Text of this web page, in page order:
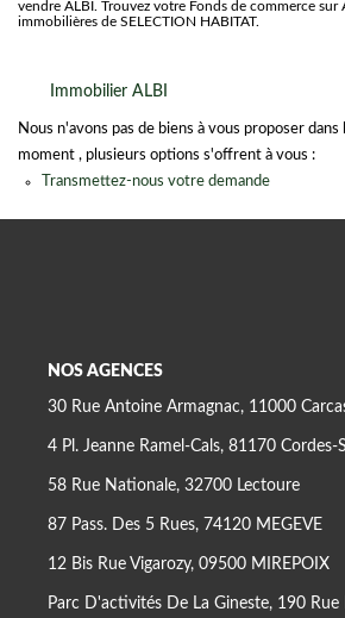
CONTACT
vendre ALBI. Trouvez votre Fonds de commerce sur
immobilières de SELECTION HABITAT.
Immobilier ALBI
Nous n'avons pas de biens à vous proposer
moment , plusieurs options s'offrent à vous :
Transmettez-nous votre demande
NOS AGENCES
30 Rue Antoine Armagnac, 11000
4 Pl. Jeanne Ramel-Cals, 81170 Cordes-
58 Rue Nationale, 32700 Lectoure
87 Pass. Des 5 Rues, 74120 MEGEVE
12 Bis Rue Vigarozy, 09500 MIREPOIX
Parc D'activités De La Gineste, 190